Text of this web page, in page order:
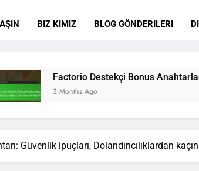
Factorio Destekçi Bonus Anahtarları:
Factorio Destekçi Bonus
BIZ KIMIZ BLOG GÖNDERILERI
Factorio Destekçi Bonus Anahtarları:
3 Months Ago
Güvenlik ipuçları, Dolandırıcılıklardan